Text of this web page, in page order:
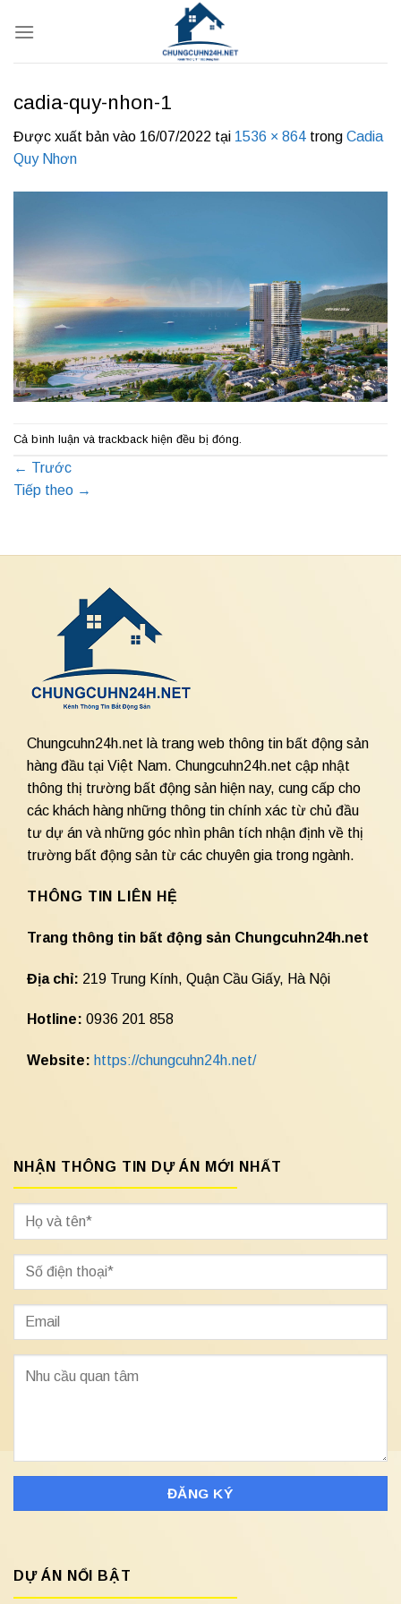
qua
cadia-quy-nhon-1
Được xuất bản vào 16/07/2022 tại 1536 × 864 trong Cadia
Quy Nhơn
Cả bình luận và trackback hiện đều bị đóng.
← Trước
Tiếp theo →
Chungcuhn24h.net là trang web thông tin bất động sản
hàng đầu tại Việt Nam. Chungcuhn24h.net cập nhật
thông thị trường bất động sản hiện nay, cung cấp cho
các khách hàng những thông tin chính xác từ chủ đầu
tư dự án và những góc nhìn phân tích nhận định về thị
trường bất động sản từ các chuyên gia trong ngành.
THÔNG TIN LIÊN HỆ
Trang thông tin bất động sản Chungcuhn24h.net
Địa chỉ: 219 Trung Kính, Quận Cầu Giấy, Hà Nội
Hotline: 0936 201 858
Website: https://chungcuhn24h.net/
NHẬN THÔNG TIN DỰ ÁN MỚI NHẤT
DỰ ÁN NỔI BẬT